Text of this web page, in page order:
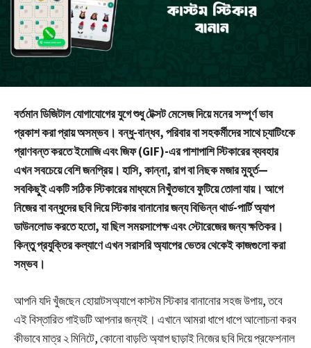
বর্তমান ডিজিটাল যোগাযোগের যুগে শুধু টেক্সট মেসেজ দিয়ে মনের সম্পূর্ণ ভাব
প্রকাশ করা প্রায় অসম্ভব। বন্ধু-বান্ধব, পরিবার বা সহকর্মীদের সাথে চ্যাটিংকে
প্রাণবন্ত করতে ইমোজি এবং জিফ (GIF)-এর পাশাপাশি স্টিকারের ব্যবহার
এখন সবচেয়ে বেশি জনপ্রিয়। হাসি, কান্না, রাগ বা নিছক মজার মুহূর্ত—
সবকিছুই একটি সঠিক স্টিকারের মাধ্যমে নিখুঁতভাবে ফুটিয়ে তোলা যায়। আগে
নিজের বা বন্ধুদের ছবি দিয়ে স্টিকার বানানোর জন্য বিভিন্ন থার্ড-পার্টি অ্যাপ
ডাউনলোড করতে হতো, যা ছিল সময়সাপেক্ষ এবং স্টোরেজের জন্য ক্ষতিকর।
কিন্তু প্রযুক্তির কল্যাণে এখন সরাসরি অ্যাপের ভেতর থেকেই কাজগুলো করা
সম্ভব।
আপনি যদি খুঁজছেনহোয়াটসঅ্যাপে কাস্টম স্টিকার বানানোর সহজ উপায়, তবে
এই বিস্তারিত গাইডটি আপনার জন্যই। এখানে আমরা ধাপে ধাপে আলোচনা করব
কীভাবে মাত্র ২ মিনিটে, কোনো বাড়তি অ্যাপ ছাড়াই নিজের ছবি দিয়ে প্রফেশনাল